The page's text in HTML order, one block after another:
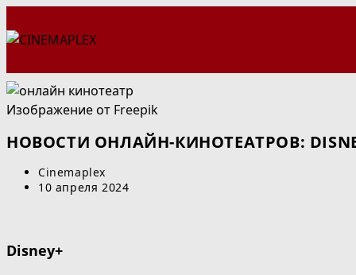
к
Изображение от Freepik
НОВОСТИ ОНЛАЙН-КИНОТЕАТРОВ:
Автор
записи:
Cinemaplex
Запись
10 апреля 2024
Disney+